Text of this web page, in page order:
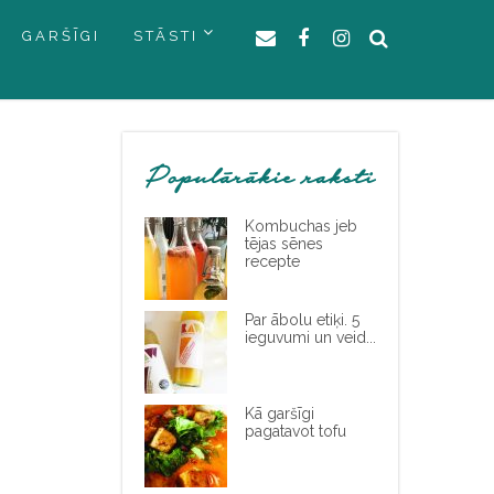
GARŠĪGI STĀSTI
Populārākie raksti
Kombuchas jeb
tējas sēnes
recepte
Par ābolu etiķi. 5
ieguvumi un veid...
Kā garšīgi
pagatavot tofu